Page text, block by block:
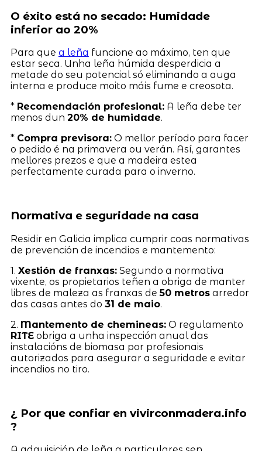
O éxito está no secado: Humidade
inferior ao 20%
Para que a leña funcione ao máximo, ten que
estar seca. Unha leña húmida desperdicia a
metade do seu potencial só eliminando a auga
interna e produce moito máis fume e creosota.
* Recomendación profesional:A leña debe ter
menos dun 20% de humidade.
* Compra previsora:O mellor período para facer
o pedido é na primavera ou verán. Así, garantes
mellores prezos e que a madeira estea
perfectamente curada para o inverno.
Normativa e seguridade na casa
Residir en Galicia implica cumprir coas normativas
de prevención de incendios e mantemento:
1. Xestión de franxas:Segundo a normativa
vixente, os propietarios teñen a obriga de manter
libres de maleza as franxas de50 metrosarredor
das casas antes do 31 de maio.
2. Mantemento de chemineas:O regulamento
RITEobriga a unha inspección anual das
instalacións de biomasa por profesionais
autorizados para asegurar a seguridade e evitar
incendios no tiro.
¿ Por que confiar en vivirconmadera.info
?